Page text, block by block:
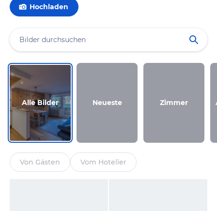
Hochladen
Alle Bilder Neueste Zimmer
Von Gästen Vom Hotelier